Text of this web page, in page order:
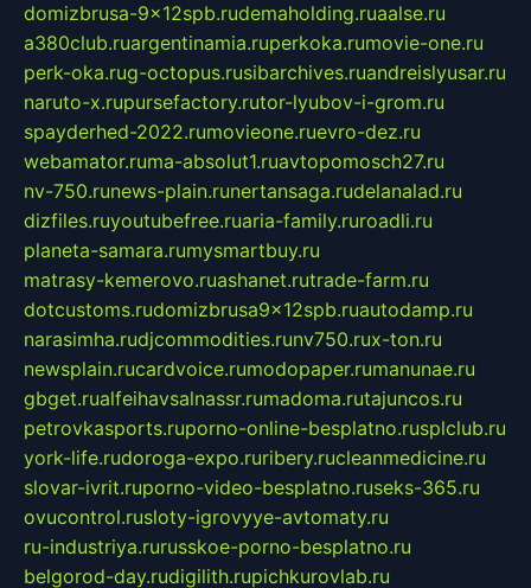
domizbrusa-9x12spb.rudemaholding.ruaalse.ru
a380club.ruargentinamia.ruperkoka.rumovie-one.ru
perk-oka.rug-octopus.rusibarchives.ruandreislyusar.ru
naruto-x.rupursefactory.rutor-lyubov-i-grom.ru
spayderhed-2022.rumovieone.ruevro-dez.ru
webamator.ruma-absolut1.ruavtopomosch27.ru
nv-750.runews-plain.runertansaga.rudelanalad.ru
dizfiles.ruyoutubefree.ruaria-family.ruroadli.ru
planeta-samara.rumysmartbuy.ru
matrasy-kemerovo.ruashanet.rutrade-farm.ru
dotcustoms.rudomizbrusa9x12spb.ruautodamp.ru
narasimha.rudjcommodities.runv750.rux-ton.ru
newsplain.rucardvoice.rumodopaper.rumanunae.ru
gbget.rualfeihavsalnassr.rumadoma.rutajuncos.ru
petrovkasports.ruporno-online-besplatno.rusplclub.ru
york-life.rudoroga-expo.ruribery.rucleanmedicine.ru
slovar-ivrit.ruporno-video-besplatno.ruseks-365.ru
ovucontrol.rusloty-igrovyye-avtomaty.ru
ru-industriya.rurusskoe-porno-besplatno.ru
belgorod-day.rudigilith.rupichkurovlab.ru